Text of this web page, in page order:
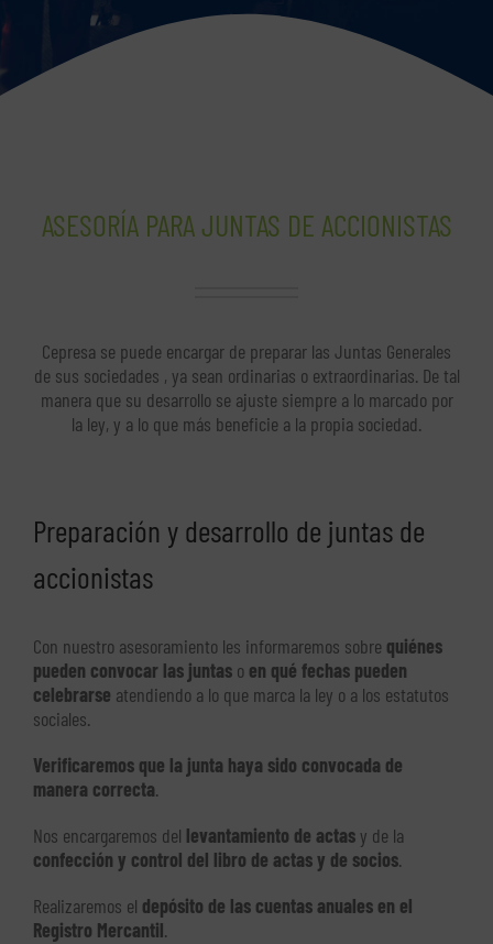
ASESORÍA PARA JUNTAS DE ACCIONISTAS
Cepresa se puede encargar de preparar las Juntas Generales
de sus sociedades , ya sean ordinarias o extraordinarias. De tal
manera que su desarrollo se ajuste siempre a lo marcado por
la ley, y a lo que más beneficie a la propia sociedad.
Preparación y desarrollo de juntas de
accionistas
Con nuestro asesoramiento les informaremos sobre quiénes
pueden convocar las juntas o en qué fechas pueden
celebrarse atendiendo a lo que marca la ley o a los estatutos
sociales.
Verificaremos que la junta haya sido convocada de
manera correcta.
Nos encargaremos del levantamiento de actas y de la
confección y control del libro de actas y de socios.
Realizaremos el depósito de las cuentas anuales en el
Registro Mercantil.